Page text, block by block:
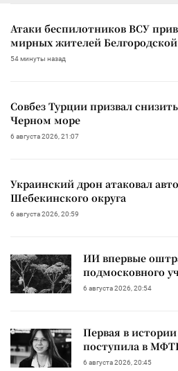
Атаки беспилотников ВСУ
мирных жителей
54 минуты назад
Совбез Турции призвал
Черном море
6 августа 2026, 21:07
Украинский дрон атаковал
Шебекинского округа
6 августа 2026, 20:59
ИИ впервые
подмосковного
6 августа 2026, 20:54
Первая в
поступила в
6 августа 2026, 20:45